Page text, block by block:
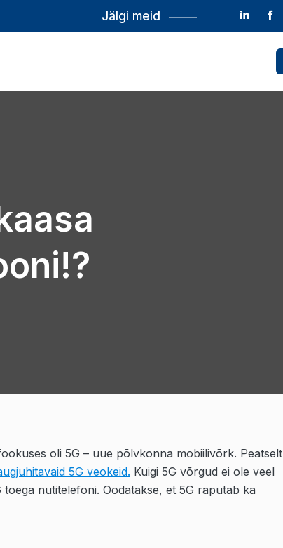
Jälgi meid
oli 5G – uue põlvkonna mobiilivõrk. Peatselt
5G veokeid. Kuigi 5G võrgud ei ole veel
nutitelefoni. Oodatakse, et 5G raputab ka